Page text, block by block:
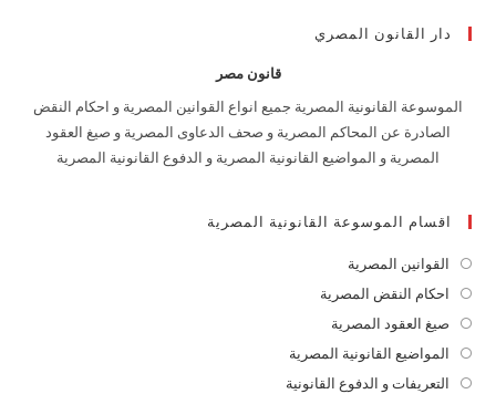
دار القانون المصري
قانون مصر
الموسوعة القانونية المصرية جميع انواع القوانين المصرية و احكام النقض
الصادرة عن المحاكم المصرية و صحف الدعاوى المصرية و صيغ العقود
المصرية و المواضيع القانونية المصرية و الدفوع القانونية المصرية
اقسام الموسوعة القانونية المصرية
القوانين المصرية
in
new
tab
احكام النقض المصرية
a
new
صيغ العقود المصرية
in
a
المواضيع القانونية المصرية
inالتعريفات و الدفوع القانونية